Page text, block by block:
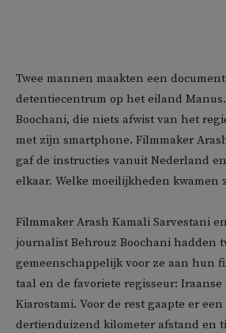
Twee mannen maakten een
detentiecentrum op het eiland
Boochani, die niets afwist van het
met zijn smartphone. Filmmaker
gaf de instructies vanuit Nederland
elkaar. Welke moeilijkheden kwamen
Filmmaker Arash Kamali Sarvestani
journalist Behrouz Boochani hadden
gemeenschappelijk voor ze aan hun
taal en de favoriete regisseur:
Kiarostami. Voor de rest gaapte er
dertienduizend kilometer afstand en